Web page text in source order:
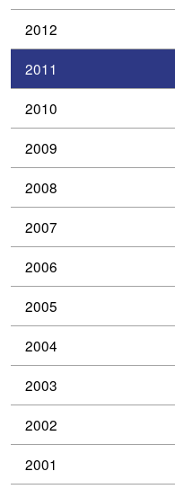
2012
2011
2010
2009
2008
2007
2006
2005
2004
2003
2002
2001